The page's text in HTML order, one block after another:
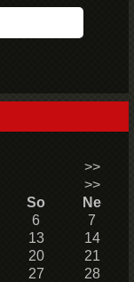
>>
>>
So
Ne
6
7
13
14
20
21
27
28